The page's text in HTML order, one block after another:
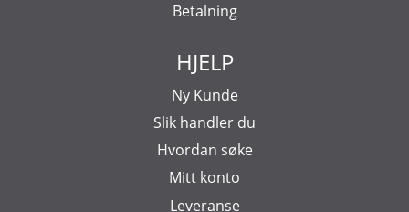
Betalning
HJELP
Ny Kunde
Slik handler du
Hvordan søke
Mitt konto
Leveranse